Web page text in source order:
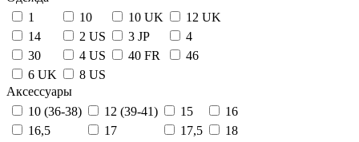
1
10 10 UK
12 UK
14
2 US 3 JP
4
30
4 US 40 FR
46
6 UK
8 US
Аксессуары
10 (36-38)
12 (39-41) 15
16
16,5
17 17,5
18